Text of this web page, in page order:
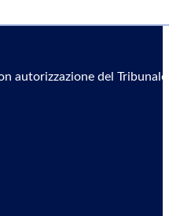
autorizzazione del